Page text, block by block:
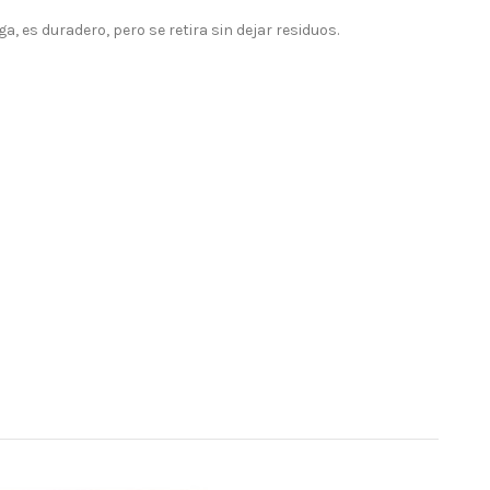
es duradero, pero se retira sin dejar residuos.